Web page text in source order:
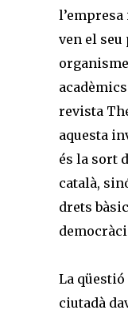
l’empresa
ven el seu
revista
aquesta
és la sort
català,
drets
La
ciutadà